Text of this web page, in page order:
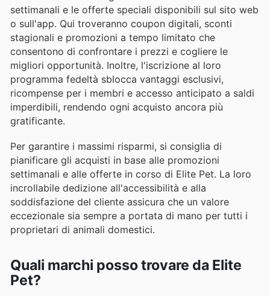
settimanali e le offerte speciali disponibili sul sito web
o sull'app. Qui troveranno coupon digitali, sconti
stagionali e promozioni a tempo limitato che
consentono di confrontare i prezzi e cogliere le
migliori opportunità. Inoltre, l'iscrizione al loro
programma fedeltà sblocca vantaggi esclusivi,
ricompense per i membri e accesso anticipato a saldi
imperdibili, rendendo ogni acquisto ancora più
gratificante.
Per garantire i massimi risparmi, si consiglia di
pianificare gli acquisti in base alle promozioni
settimanali e alle offerte in corso di Elite Pet. La loro
incrollabile dedizione all'accessibilità e alla
soddisfazione del cliente assicura che un valore
eccezionale sia sempre a portata di mano per tutti i
proprietari di animali domestici.
Quali marchi posso trovare da Elite
Pet?